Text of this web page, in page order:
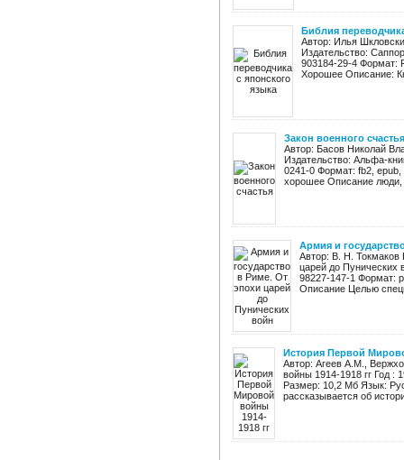
Библия
Автор: Илья
Издательство:
903184-29-4 Формат:
Хорошее Описание:
Закон военного счастья
Автор: Басов Николай
Издательство: Альфа-
0241-0 Формат: fb2,
хорошее Описание люди,
Армия и
Автор: В. Н. Токмаков
царей до Пунических
98227-147-1 Формат:
Описание Целью
История Первой
Автор: Агеев А.М.,
войны 1914-1918 гг Год :
Размер: 10,2 Мб Язык:
рассказывается об